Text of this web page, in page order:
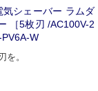
シェーバー ラムダ
［5枚刃 /AC100V-2
W
を。